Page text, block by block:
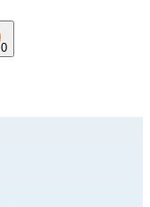
0